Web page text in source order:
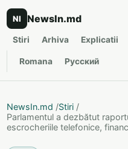
NI NewsIn.md
Stiri Arhiva Explicatii
Romana Русский
NewsIn.md /Stiri /
Parlamentul a dezbătut
escrocheriile telefonice,